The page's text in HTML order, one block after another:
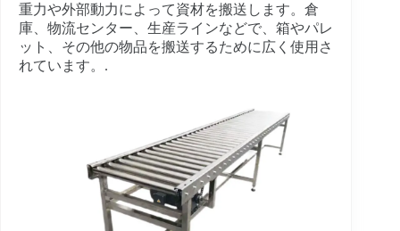
重力や外部動力によって資材を搬送します。倉
庫、物流センター、生産ラインなどで、箱やパレ
ット、その他の物品を搬送するために広く使用さ
れています。.